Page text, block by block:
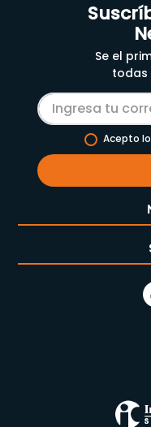
Se el
todas
Acepto